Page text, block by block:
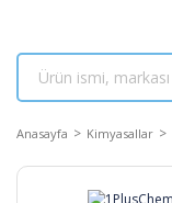
Anasayfa Kimyasallar